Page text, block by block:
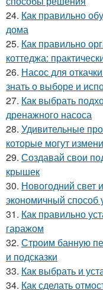
24. Как правильно
дома
25. Как правильно
коттеджа:
26. Насос для
знать о выборе и
27. Как выбрать
дренажного насоса
28. Удивительные
которые могут
29. Создавай свои
крышек
30. Новогодний свет
экономичный способ
31. Как правильно
гаражом
32. Строим банную
и подсказки
33. Как выбрать и
34. Как сделать